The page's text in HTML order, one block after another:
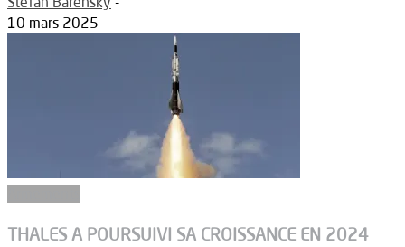
10 mars 2025
THALES A POURSUIVI SA CROISSANCE EN 2024